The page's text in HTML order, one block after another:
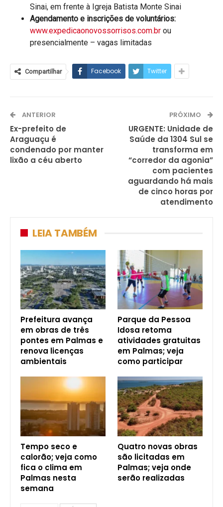
Sinai, em frente à Igreja Batista Monte Sinai
Agendamento e inscrições de voluntários:
www.expedicaonovossorrisos.com.br ou
presencialmente – vagas limitadas
Compartilhar Facebook Twitter
ANTERIOR
Ex-prefeito de
Araguaçu é
condenado por manter
lixão a céu aberto
PRÓXIMO
URGENTE: Unidade de
Saúde da 1304 Sul se
transforma em
“corredor da agonia”
com pacientes
aguardando há mais
de cinco horas por
atendimento
LEIA TAMBÉM
Prefeitura avança
em obras de três
pontes em Palmas e
renova licenças
ambientais
Parque da Pessoa
Idosa retoma
atividades gratuitas
em Palmas; veja
como participar
Tempo seco e
calorão; veja como
fica o clima em
Palmas nesta
semana
Quatro novas obras
são licitadas em
Palmas; veja onde
serão realizadas